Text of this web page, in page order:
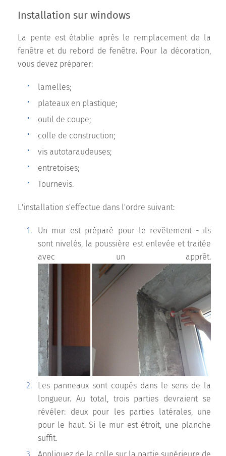
Installation sur windows
La pente est établie après le remplacement de la
fenêtre et du rebord de fenêtre. Pour la décoration,
vous devez préparer:
lamelles;
plateaux en plastique;
outil de coupe;
colle de construction;
vis autotaraudeuses;
entretoises;
Tournevis.
L'installation s'effectue dans l'ordre suivant:
Un mur est préparé pour le revêtement - ils
sont nivelés, la poussière est enlevée et traitée
avec un apprêt.
Les panneaux sont coupés dans le sens de la
longueur. Au total, trois parties devraient se
révéler: deux pour les parties latérales, une
pour le haut. Si le mur est étroit, une planche
suffit.